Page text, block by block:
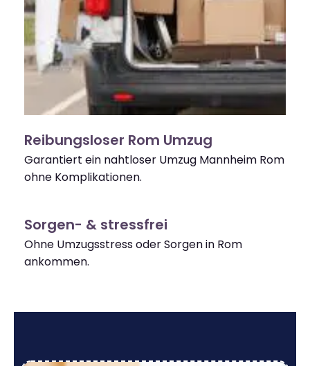
Reibungsloser Rom Umzug
Garantiert ein nahtloser Umzug Mannheim Rom
ohne Komplikationen.
Sorgen- & stressfrei
Ohne Umzugsstress oder Sorgen in Rom
ankommen.